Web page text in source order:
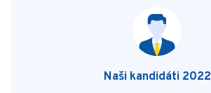
Naši kandidáti 2022